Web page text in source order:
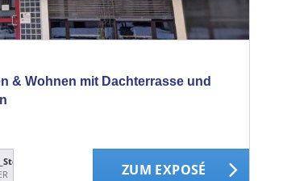
& Wohnen mit Dachterrasse und
ZUM EXPOSÉ